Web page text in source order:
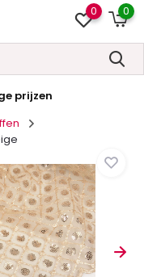
0 0
prijzen